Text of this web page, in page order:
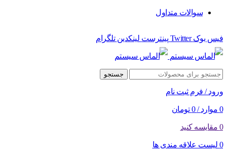
سوالات متداول
فیس بوک Twitter پینترست لینکدین تلگرام
جستجو
ورود / فرم ثبت نام
0 موارد /
0 تومان
0 مقایسه کنید
0 لیست علاقه مندی ها